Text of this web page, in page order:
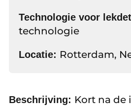
Technologie voor
technologie
Locatie: Rotterdam,
Beschrijving: Kort na de